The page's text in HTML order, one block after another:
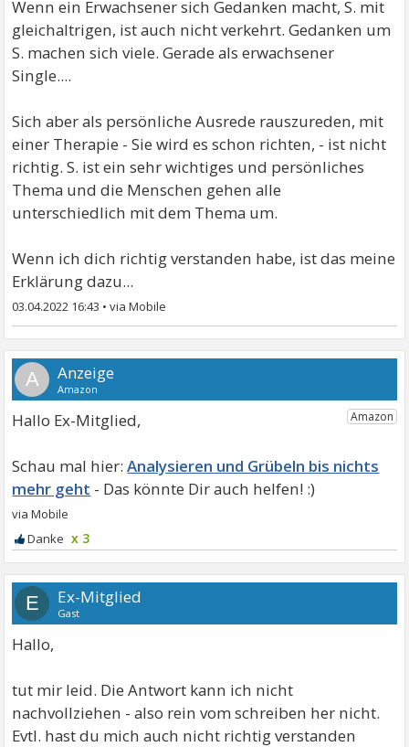
Wenn ein Erwachsener sich Gedanken macht, S. mit
gleichaltrigen, ist auch nicht verkehrt. Gedanken um
S. machen sich viele. Gerade als erwachsener
Single....
Sich aber als persönliche Ausrede rauszureden, mit
einer Therapie - Sie wird es schon richten, - ist nicht
richtig. S. ist ein sehr wichtiges und persönliches
Thema und die Menschen gehen alle
unterschiedlich mit dem Thema um.
Wenn ich dich richtig verstanden habe, ist das meine
Erklärung dazu...
03.04.2022 16:43 •
A
Hallo Ex-Mitglied,
Analysieren und Grübeln bis nichts
mehr geht
x 3
E Ex-Mitglied
Gast
Hallo,
tut mir leid. Die Antwort kann ich nicht
nachvollziehen - also rein vom schreiben her nicht.
Evtl. hast du mich auch nicht richtig verstanden